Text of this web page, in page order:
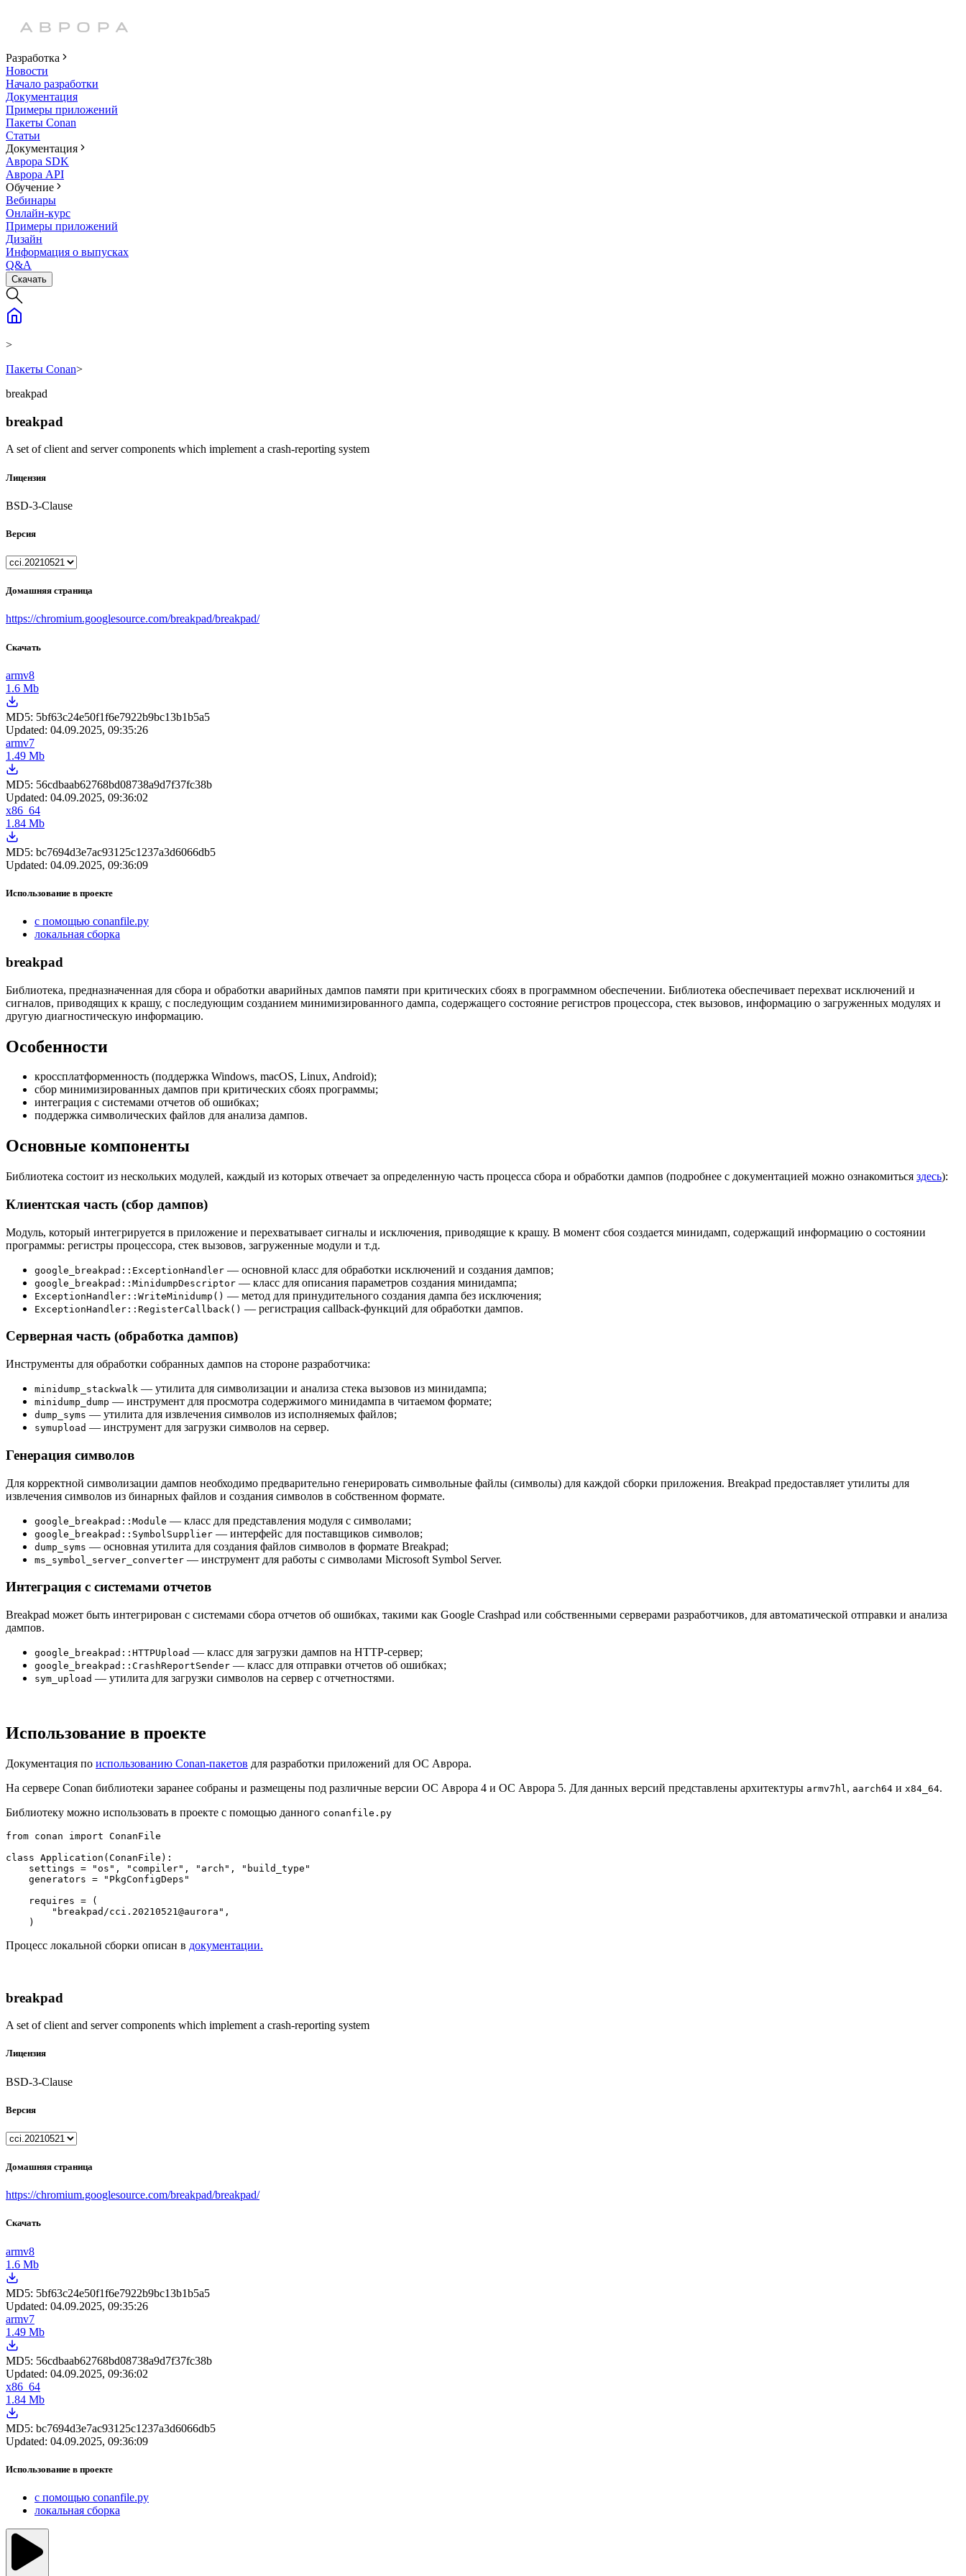
Разработка
Новости
Начало разработки
Документация
Примеры приложений
Пакеты Conan
Статьи
Документация
Аврора SDK
Аврора API
Обучение
Вебинары
Онлайн-курс
Примеры приложений
Дизайн
Информация о выпусках
Q&A
Скачать
>
Пакеты Conan>
breakpad
breakpad
A set of client and server components which implement a crash-reporting system
Лицензия
BSD-3-Clause
Версия
Домашняя страница
https://chromium.googlesource.com/breakpad/breakpad/
Скачать
armv8
1.6 Mb
MD5: 5bf63c24e50f1f6e7922b9bc13b1b5a5
Updated: 04.09.2025, 09:35:26
armv7
1.49 Mb
MD5: 56cdbaab62768bd08738a9d7f37fc38b
Updated: 04.09.2025, 09:36:02
x86_64
1.84 Mb
MD5: bc7694d3e7ac93125c1237a3d6066db5
Updated: 04.09.2025, 09:36:09
Использование в проекте
с помощью conanfile.py
локальная сборка
breakpad
Библиотека, предназначенная для сбора и обработки аварийных дампов памяти при критических сбоях в программном обеспечении. Библиотека обеспечивает перехват исключений и
сигналов, приводящих к крашу, с последующим созданием минимизированного дампа, содержащего состояние регистров процессора, стек вызовов, информацию о загруженных модулях и
другую диагностическую информацию.
Особенности
кроссплатформенность (поддержка Windows, macOS, Linux, Android);
сбор минимизированных дампов при критических сбоях программы;
интеграция с системами отчетов об ошибках;
поддержка символических файлов для анализа дампов.
Основные компоненты
Библиотека состоит из нескольких модулей, каждый из которых отвечает за определенную часть процесса сбора и обработки дампов (подробнее с документацией можно ознакомиться здесь):
Клиентская часть (сбор дампов)
Модуль, который интегрируется в приложение и перехватывает сигналы и исключения, приводящие к крашу. В момент сбоя создается минидамп, содержащий информацию о состоянии
программы: регистры процессора, стек вызовов, загруженные модули и т.д.
google_breakpad::ExceptionHandler — основной класс для обработки исключений и создания дампов;
google_breakpad::MinidumpDescriptor — класс для описания параметров создания минидампа;
ExceptionHandler::WriteMinidump() — метод для принудительного создания дампа без исключения;
ExceptionHandler::RegisterCallback() — регистрация callback-функций для обработки дампов.
Серверная часть (обработка дампов)
Инструменты для обработки собранных дампов на стороне разработчика:
minidump_stackwalk — утилита для символизации и анализа стека вызовов из минидампа;
minidump_dump — инструмент для просмотра содержимого минидампа в читаемом формате;
dump_syms — утилита для извлечения символов из исполняемых файлов;
symupload — инструмент для загрузки символов на сервер.
Генерация символов
Для корректной символизации дампов необходимо предварительно генерировать символьные файлы (символы) для каждой сборки приложения. Breakpad предоставляет утилиты для
извлечения символов из бинарных файлов и создания символов в собственном формате.
google_breakpad::Module — класс для представления модуля с символами;
google_breakpad::SymbolSupplier — интерфейс для поставщиков символов;
dump_syms — основная утилита для создания файлов символов в формате Breakpad;
ms_symbol_server_converter — инструмент для работы с символами Microsoft Symbol Server.
Интеграция с системами отчетов
Breakpad может быть интегрирован с системами сбора отчетов об ошибках, такими как Google Crashpad или собственными серверами разработчиков, для автоматической отправки и анализа
дампов.
google_breakpad::HTTPUpload — класс для загрузки дампов на HTTP-сервер;
google_breakpad::CrashReportSender — класс для отправки отчетов об ошибках;
sym_upload — утилита для загрузки символов на сервер с отчетностями.
Использование в проекте
Документация по использованию Conan-пакетов для разработки приложений для ОС Аврора.
На сервере Conan библиотеки заранее собраны и размещены под различные версии ОС Аврора 4 и ОC Аврора 5. Для данных версий представлены архитектуры armv7hl , aarch64 и x84_64.
Библиотеку можно использовать в проекте с помощью данного conanfile.py
from conan import ConanFile
class Application ( ConanFile ):
    settings =
"os" , "compiler" , "arch" ,
"build_type"
    generators =
"PkgConfigDeps"
    requires = (
"breakpad/cci.20210521@aurora" ,
Процесс локальной сборки описан в документации.
breakpad
A set of client and server components which implement a crash-reporting system
Лицензия
BSD-3-Clause
Версия
Домашняя страница
https://chromium.googlesource.com/breakpad/breakpad/
Скачать
armv8
1.6 Mb
MD5: 5bf63c24e50f1f6e7922b9bc13b1b5a5
Updated: 04.09.2025, 09:35:26
armv7
1.49 Mb
MD5: 56cdbaab62768bd08738a9d7f37fc38b
Updated: 04.09.2025, 09:36:02
x86_64
1.84 Mb
MD5: bc7694d3e7ac93125c1237a3d6066db5
Updated: 04.09.2025, 09:36:09
Использование в проекте
с помощью conanfile.py
локальная сборка